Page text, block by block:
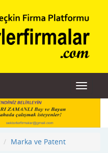
Toggle
Marka ve Patent